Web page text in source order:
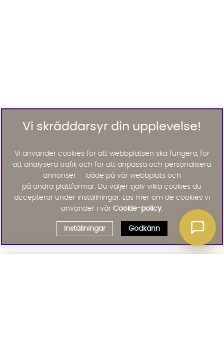
Vi skräddarsyr din upplevelse!
Vi använder cookies för att webbplatsen ska fungera, för
att analysera trafik och för att anpassa och personalisera
annonser — både på vår webbplats och
på andra plattformar. Du väljer själv vilka cookies du
accepterar under inställningar. Läs mer om de cookies vi
använder i vår Cookie-policy.
Inställningar Godkänn